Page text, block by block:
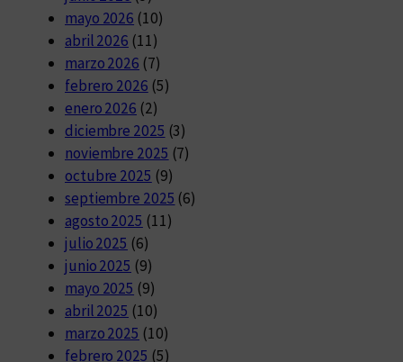
mayo 2026 (10)
abril 2026 (11)
marzo 2026 (7)
febrero 2026 (5)
enero 2026 (2)
diciembre 2025 (3)
noviembre 2025 (7)
octubre 2025 (9)
septiembre 2025 (6)
agosto 2025 (11)
julio 2025 (6)
junio 2025 (9)
mayo 2025 (9)
abril 2025 (10)
marzo 2025 (10)
febrero 2025 (5)